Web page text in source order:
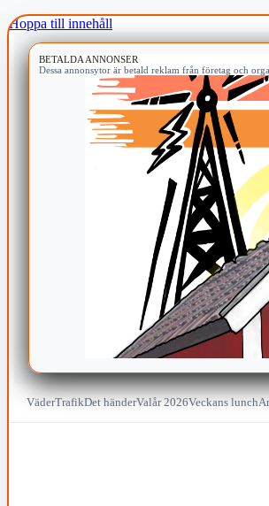
Hoppa till innehåll
BETALDA ANNONSER
Dessa annonsytor är betald reklam från företag och
VäderTrafikDet händerValår 2026Veckans lunch